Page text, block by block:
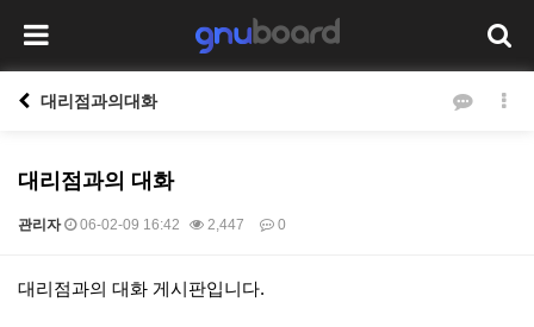
대리점과의대화
대리점과의 대화
관리자 06-02-09 16:42 2,447 0
본문
대리점과의 대화 게시판입니다.